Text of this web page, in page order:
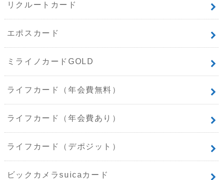
リクルートカード
エポスカード
ミライノカードGOLD
ライフカード（年会費無料）
ライフカード（年会費あり）
ライフカード（デポジット）
ビックカメラsuicaカード